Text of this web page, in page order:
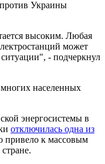
против Украины
высоким. Любая
может
- подчеркнул
населенных
энергосистемы в
отключилась одна из
привело к массовым